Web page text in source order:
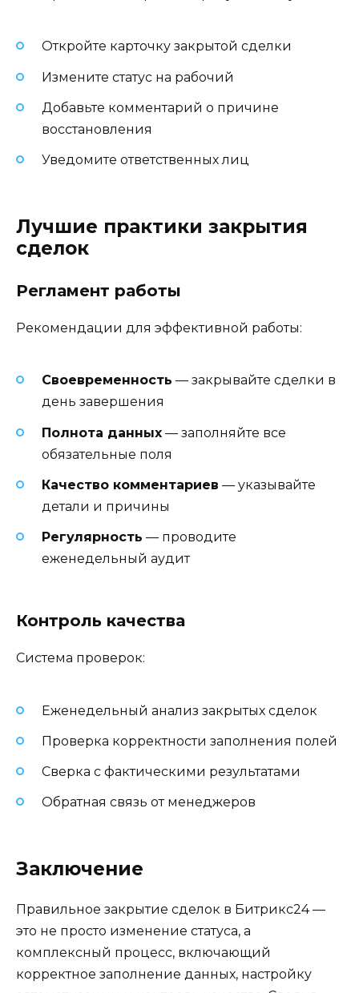
Откройте карточку закрытой сделки
Измените статус на рабочий
Добавьте комментарий о причине
восстановления
Уведомите ответственных лиц
Лучшие практики закрытия
сделок
Регламент работы
Рекомендации для эффективной работы:
Своевременность — закрывайте сделки в
день завершения
Полнота данных — заполняйте все
обязательные поля
Качество комментариев — указывайте
детали и причины
Регулярность — проводите
еженедельный аудит
Контроль качества
Система проверок:
Еженедельный анализ закрытых сделок
Проверка корректности заполнения полей
Сверка с фактическими результатами
Обратная связь от менеджеров
Заключение
Правильное закрытие сделок в Битрикс24 —
это не просто изменение статуса, а
комплексный процесс, включающий
корректное заполнение данных, настройку